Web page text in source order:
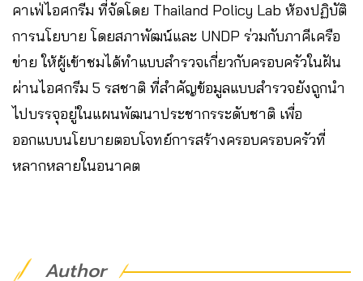
คาเฟ่ไอศกรีม ที่จัดโดย Thailand Policy Lab ห้องปฏิบัติ
การนโยบาย โดยสภาพัฒน์และ UNDP ร่วมกับภาคีเครือ
ข่าย ให้ผู้เข้าชมได้ทำแบบสำรวจเกี่ยวกับครอบครัวในฝัน
ผ่านไอศกรีม 5 รสชาติ ที่สำคัญข้อมูลแบบสำรวจยังถูกนำ
ไปบรรจุอยู่ในแผนพัฒนาประชากรระดับชาติ เพื่อ
ออกแบบนโยบายตอบโจทย์การสร้างครอบครอบครัวที่
หลากหลายในอนาคต
Author